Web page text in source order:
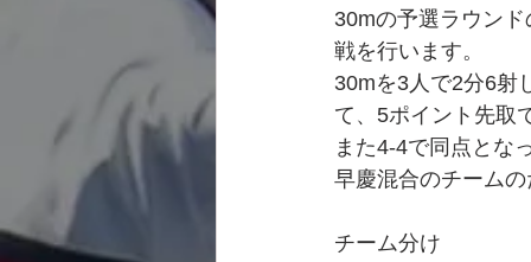
30mの予選ラウン
戦を行います。
30mを3人で2分6射
て、5ポイント先取
また4-4で同点とな
早慶混合のチームの
チーム分け